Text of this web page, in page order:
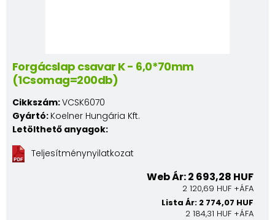
Forgácslap csavar K - 6,0*70mm
(1Csomag=200db)
Cikkszám:VCSK6070
Gyártó: Koelner Hungária Kft.
Letölthető anyagok:
Teljesítménynyilatkozat
Web Ár: 2 693,28 HUF
2 120,69 HUF +ÁFA
Lista Ár: 2 774,07 HUF
2 184,31 HUF +ÁFA